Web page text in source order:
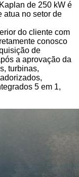
de 250 kW é
atua no setor de
do cliente com
conosco
de
a aprovação da
turbinas,
5 em 1,